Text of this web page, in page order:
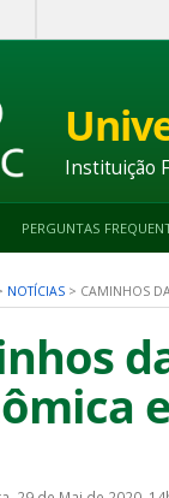
para
2
Ir
4
Instituição
PERGUNTAS
NOTÍCIAS > CAMINHOS